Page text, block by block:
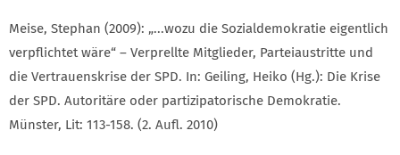
Meise, Stephan (2009): „...wozu die Sozialdemokratie eigentlich
verpflichtet wäre“ – Verprellte Mitglieder, Parteiaustritte und
die Vertrauenskrise der SPD. In: Geiling, Heiko (Hg.): Die Krise
der SPD. Autoritäre oder partizi­patorische Demokratie.
Münster, Lit: 113-158. (2. Aufl. 2010)